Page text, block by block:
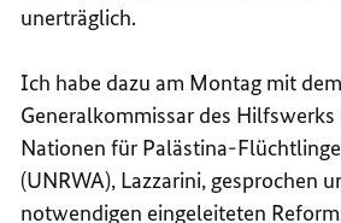
unerträglich.
Ich habe dazu am Montag mit dem
Generalkommissar des Hilfswerks
Nationen für Palästina-
(UNRWA), Lazzarini, gesprochen
notwendigen eingeleiteten